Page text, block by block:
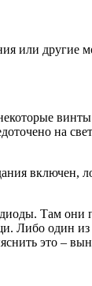
или
винты
на
включен,
Там
Либо один
это –